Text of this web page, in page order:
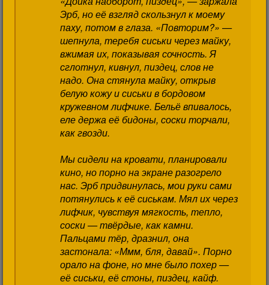
Эрб, но её взгляд скользнул к моему
паху, потом в глаза. «Повторим?» —
шепнула, теребя сиськи через майку,
вжимая их, показывая сочность. Я
сглотнул, кивнул, пиздец, слов не
надо. Она стянула майку, открыв
белую кожу и сиськи в бордовом
кружевном лифчике. Бельё впивалось,
еле держа её бидоны, соски торчали,
как гвозди.
Мы сидели на кровати, планировали
кино, но порно на экране разогрело
нас. Эрб придвинулась, мои руки сами
потянулись к её сиськам. Мял их через
лифчик, чувствуя мягкость, тепло,
соски — твёрдые, как камни.
Пальцами тёр, дразнил, она
застонала: «Ммм, бля, давай». Порно
орало на фоне, но мне было похер —
её сиськи, её стоны, пиздец, кайф.